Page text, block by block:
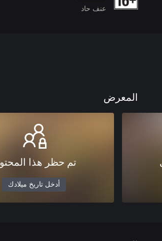
عنف حاد
المعرض
تم حظر هذا
أدخل تاريخ ميلادك